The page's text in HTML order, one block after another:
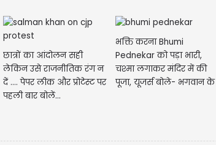
छात्रों का आंदोलन सही
लेकिन उसे राजनीतिक रंग न
दें .... पेपर लीक और प्रोटेस्ट पर
पहली बार बोलें...
भक्ति करना Bhumi
Pednekar को पड़ा भारी,
चश्मा लगाकर मंदिर में की
पूजा, यूजर्स बोले- भगवान के